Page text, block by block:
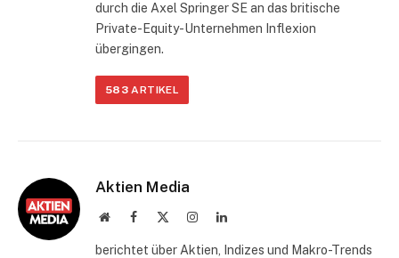
durch die Axel Springer SE an das britische
Private-Equity-Unternehmen Inflexion
übergingen.
583 ARTIKEL
Aktien Media
WebsiteFacebook InstagramLinkedIn
berichtet über Aktien, Indizes und Makro-Trends